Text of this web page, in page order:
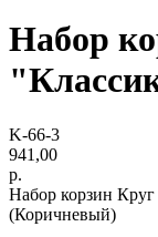
Набор
K-66-3
941,00
р.
Набор корзин
(Коричневый)